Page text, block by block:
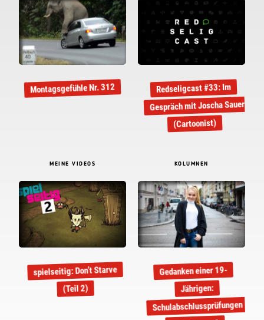
Montagsgefühle Nr. 312 Redseligcast #33: Im
Gespräch mit Joscha Sauer
(Cartoonist)
MEINE VIDEOS
spielseitig: Don’t Starve
(Teil 2)
KOLUMNEN
Gedanken einer 19-
Jährigen:
Schulabschlussprüfungen